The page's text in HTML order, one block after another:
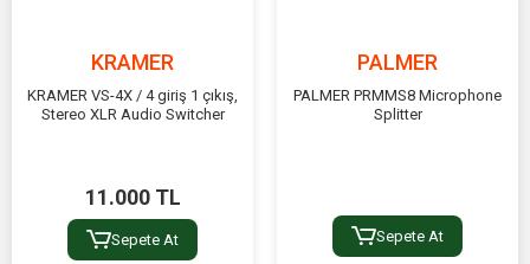
KRAMER
KRAMER VS-4X / 4 giriş 1 çıkış,
Stereo XLR Audio Switcher
11.000 TL
Sepete At
PALMER
PALMER PRMMS8 Microphone
Splitter
Sepete At